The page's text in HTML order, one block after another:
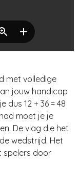
met volledige
jouw handicap
dus 12 + 36 = 48
moet je je
De vlag die het
wedstrijd. Het
spelers door